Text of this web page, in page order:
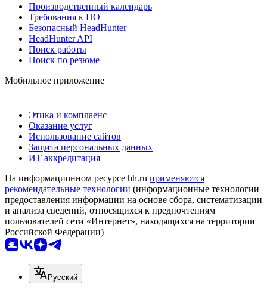
Производственный календарь
Требования к ПО
Безопасный HeadHunter
HeadHunter API
Поиск работы
Поиск по резюме
Мобильное приложение
Этика и комплаенс
Оказание услуг
Использование сайтов
Защита персональных данных
ИТ аккредитация
На информационном ресурсе hh.ru применяются
рекомендательные технологии (информационные технологии
предоставления информации на основе сбора, систематизации
и анализа сведений, относящихся к предпочтениям
пользователей сети «Интернет», находящихся на территории
Российской Федерации)
Русский